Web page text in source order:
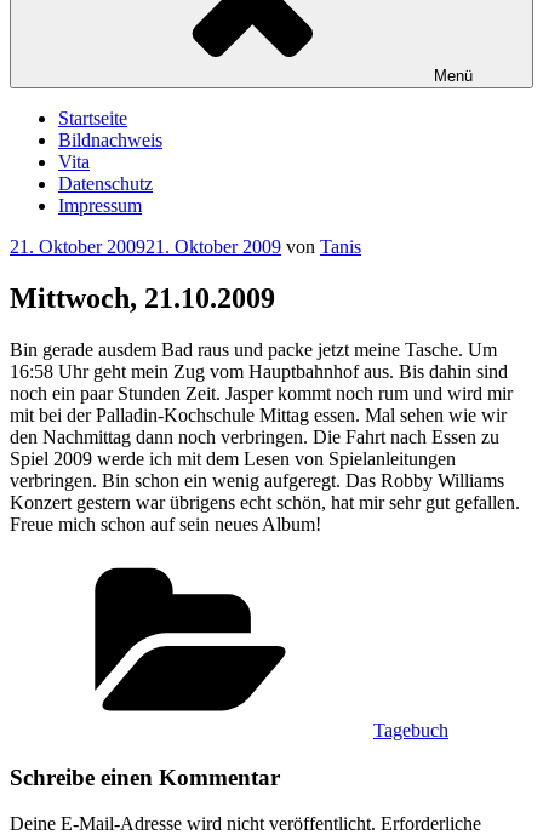
Menü
Startseite
Bildnachweis
Vita
Datenschutz
Impressum
Veröffentlicht
21. Oktober 200921. Oktober 2009 von Tanis
Mittwoch, 21.10.2009
Bin gerade ausdem Bad raus und packe jetzt meine Tasche. Um
16:58 Uhr geht mein Zug vom Hauptbahnhof aus. Bis dahin sind
noch ein paar Stunden Zeit. Jasper kommt noch rum und wird mir
mit bei der Palladin-Kochschule Mittag essen. Mal sehen wie wir
den Nachmittag dann noch verbringen. Die Fahrt nach Essen zu
Spiel 2009 werde ich mit dem Lesen von Spielanleitungen
verbringen. Bin schon ein wenig aufgeregt. Das Robby Williams
Konzert gestern war übrigens echt schön, hat mir sehr gut gefallen.
Freue mich schon auf sein neues Album!
Tagebuch
Schreibe einen Kommentar
Deine E-Mail-Adresse wird nicht veröffentlicht. Erforderliche